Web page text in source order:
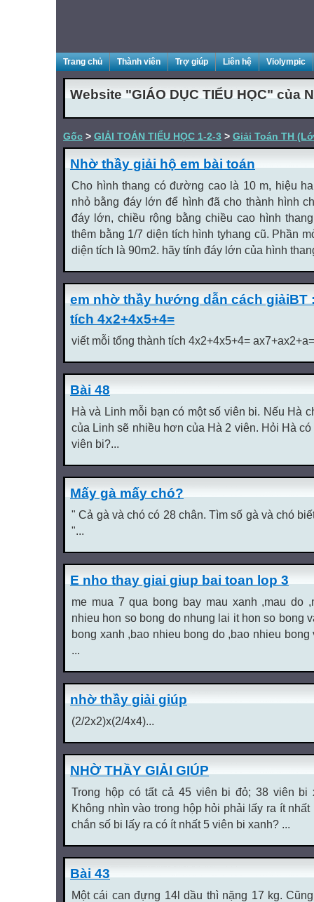
Trang chủ Thành viên Trợ giúp Liên hệ Violympic
Website "GIÁO DỤC TIỂU HỌC" của
Gốc > GIẢI TOÁN TIỂU HỌC 1-2-3 > Giải Toán TH
Nhờ thầy giải hộ em bài toán
Cho hình thang có đường cao là 10 m, hiệu
nhỏ bằng đáy lớn để hình đã cho thành hình
đáy lớn, chiều rộng bằng chiều cao hình
thêm bằng 1/7 diện tích hình tyhang cũ. Phần
diện tích là 90m2. hãy tính đáy lớn của hình
em nhờ thầy hướng dẫn cách giảiBT
tích 4x2+4x5+4=
viết mỗi tổng thành tích 4x2+4x5+4=
Bài 48
Hà và Linh mỗi bạn có một số viên bi. Nếu Hà
của Linh sẽ nhiều hơn của Hà 2 viên. Hỏi Hà
viên bi?...
Mấy gà mấy chó?
" Cả gà và chó có 28 chân. Tìm số gà và chó
"...
E nho thay giai giup bai toan lop 3
me mua 7 qua bong bay mau xanh ,mau do
nhieu hon so bong do nhung lai it hon so bong
bong xanh ,bao nhieu bong do ,bao nhieu bong
...
nhờ thầy giải giúp
(2/2x2)x(2/4x4)...
NHỜ THẦY GIẢI GIÚP
Trong hộp có tất cả 45 viên bi đỏ; 38 viên bi
Không nhìn vào trong hộp hỏi phải lấy ra ít
chắn số bi lấy ra có ít nhất 5 viên bi xanh? ...
Bài 43
Một cái can đựng 14l dầu thì nặng 17 kg.